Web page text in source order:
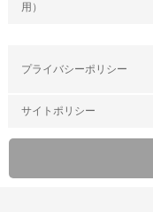
用）
プライバシーポリシー
サイトポリシー